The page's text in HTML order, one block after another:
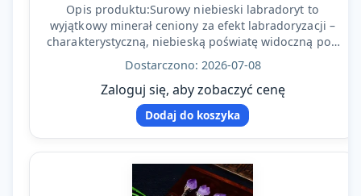
Opis produktu:Surowy niebieski labradoryt to
wyjątkowy minerał ceniony za efekt labradoryzacji –
charakterystyczną, niebieską poświatę widoczną pod
światło…
Dostarczono: 2026-07-08
Zaloguj się, aby zobaczyć cenę
Dodaj do koszyka